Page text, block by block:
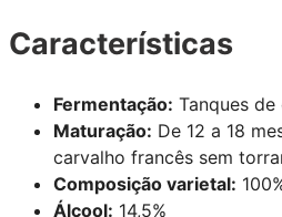
Características
Fermentação: Tanques
Maturação: De 12 a 18
carvalho francês sem
Composição varietal:
Álcool: 14,5%